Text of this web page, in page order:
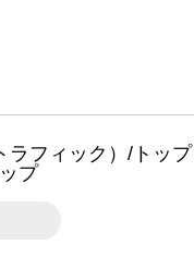
ラフィック）/トップ
プ